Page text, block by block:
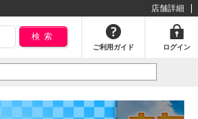
店舗詳細
検索
ご利用ガイド ログイン